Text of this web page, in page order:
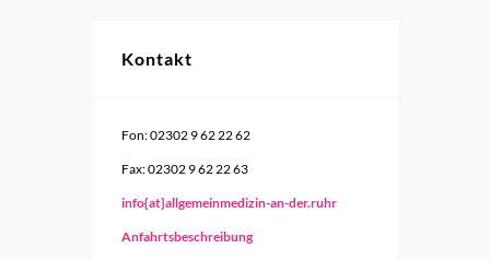
Kontakt
Fon: 02302 9 62 22 62
Fax: 02302 9 62 22 63
info{at}allgemeinmedizin-an-der.ruhr
Anfahrtsbeschreibung